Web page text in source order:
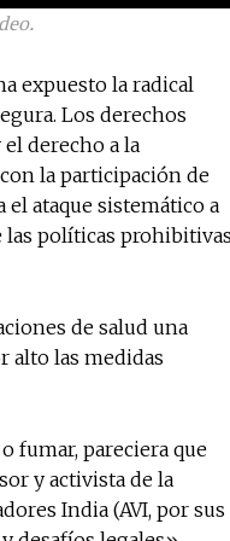
expuesto la radical
Los derechos
derecho a la
la participación de
el ataque sistemático a
las políticas
de salud una
alto las medidas
fumar, pareciera que
y activista de la
India (AVI, por sus